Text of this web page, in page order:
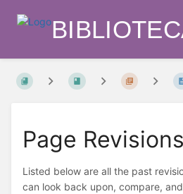
Page Revisions
Listed below are all the past
can look back upon, compare,